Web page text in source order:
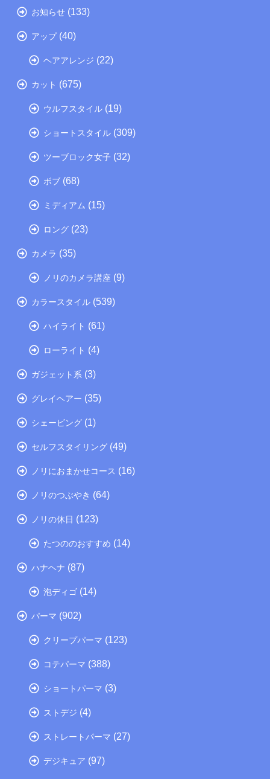
お知らせ (133)
アップ(40)
ヘアアレンジ (22)
カット (675)
ウルフスタイル (19)
ショートスタイル (309)
ツーブロック女子 (32)
ボブ (68)
ミディアム (15)
ロング (23)
カメラ (35)
ノリのカメラ講座 (9)
カラースタイル (539)
ハイライト (61)
ローライト (4)
ガジェット系 (3)
グレイヘアー (35)
シェービング (1)
セルフスタイリング (49)
ノリにおまかせコース (16)
ノリのつぶやき (64)
ノリの休日 (123)
たつののおすすめ (14)
ハナヘナ (87)
泡ディゴ (14)
パーマ (902)
クリープパーマ (123)
コテパーマ (388)
ショートパーマ (3)
ストデジ (4)
ストレートパーマ (27)
デジキュア (97)